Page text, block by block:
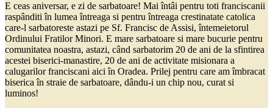
E ceas aniversar, e zi de sarbatoare! Mai întâi pentru toti franciscanii
raspânditi în lumea întreaga si pentru întreaga crestinatate catolica
care-l sarbatoreste astazi pe Sf. Francisc de Assisi, întemeietorul
Ordinului Fratilor Minori. E mare sarbatoare si mare bucurie pentru
comunitatea noastra, astazi, când sarbatorim 20 de ani de la sfintirea
acestei biserici-manastire, 20 de ani de activitate misionara a
calugarilor franciscani aici în Oradea. Prilej pentru care am îmbracat
biserica în straie de sarbatoare, dându-i un chip nou, curat si
luminos!